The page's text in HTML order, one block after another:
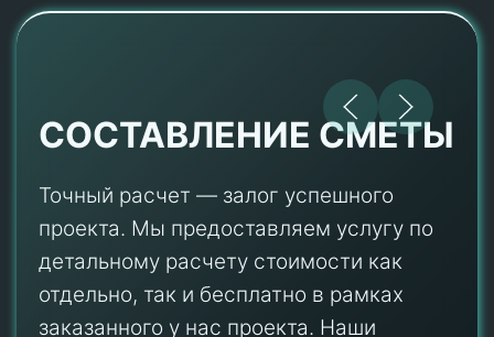
СОСТАВЛЕНИЕ СМЕТЫ
Точный расчет — залог успешного
проекта. Мы предоставляем услугу по
детальному расчету стоимости как
отдельно, так и бесплатно в рамках
заказанного у нас проекта. Наши